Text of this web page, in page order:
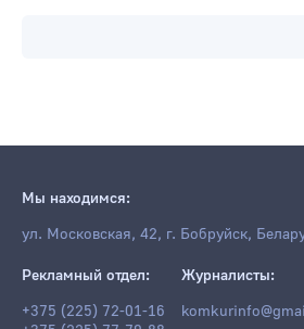
Мы находимся:
ул. Московская, 42, г. Бобруйск,
Рекламный отдел:
+375 (225) 72-01-16
Журналисты: